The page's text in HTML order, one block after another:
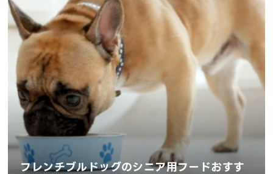
フレンチブルドッグのシニア用フードおすす